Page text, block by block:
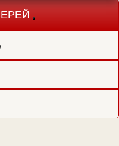
Toggle
navigation